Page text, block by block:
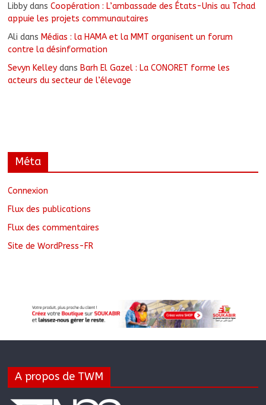
Libby dansCoopération : L’ambassade des États-Unis au Tchad
appuie les projets communautaires
Ali dans Médias : la HAMA et la MMT organisent un forum
contre la désinformation
Sevyn Kelley dans Barh El Gazel : La CONORET forme les
acteurs du secteur de l’élevage
Méta
Connexion
Flux des publications
Flux des commentaires
Site de WordPress-FR
A propos de TWM